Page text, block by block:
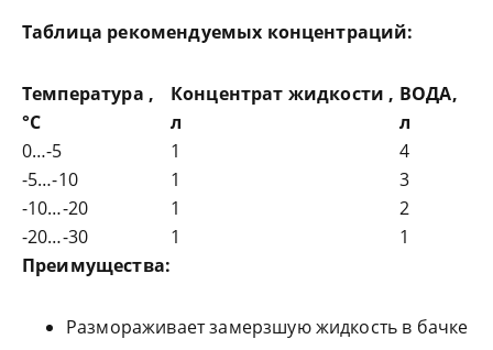
Таблица рекомендуемых концентраций:
Температура ,
°С
Концентрат жидкости ,
л
ВОДА,
л
0…-5
1
4
-5…-10
1
3
-10…-20
1
2
-20…-30
1
1
Преимущества:
Размораживает замерзшую жидкость в бачке